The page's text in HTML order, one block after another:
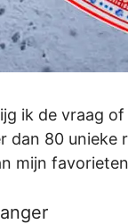
ik de vraag
dan 80 unieke
mijn